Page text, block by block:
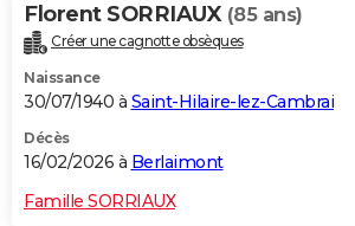
Florent SORRIAUX (85 ans)
Créer une cagnotte obsèques
Naissance
30/07/1940 à Saint-Hilaire-lez-Cambrai
Décès
16/02/2026 à Berlaimont
Famille SORRIAUX